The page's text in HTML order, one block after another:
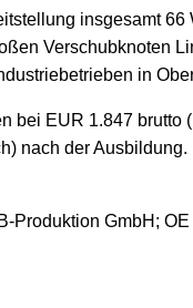
insgesamt 66
Verschubknoten
in
bei EUR 1.847 brutto
nach der Ausbildung.
Produktion GmbH;